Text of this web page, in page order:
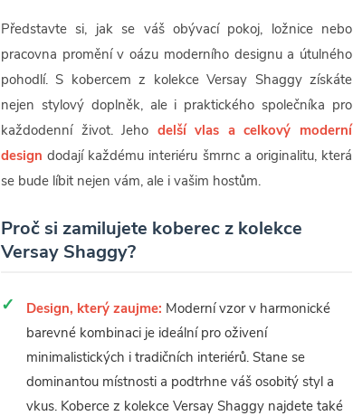
Představte si, jak se váš obývací pokoj, ložnice nebo
pracovna promění v oázu moderního designu a útulného
pohodlí. S kobercem z kolekce Versay Shaggy získáte
nejen stylový doplněk, ale i praktického společníka pro
každodenní život. Jeho delší vlas a celkový moderní
design dodají každému interiéru šmrnc a originalitu, která
se bude líbit nejen vám, ale i vašim hostům.
Proč si zamilujete koberec z kolekce
Versay Shaggy?
Design, který zaujme: Moderní vzor v harmonické
barevné kombinaci je ideální pro oživení
minimalistických i tradičních interiérů. Stane se
dominantou místnosti a podtrhne váš osobitý styl a
vkus. Koberce z kolekce Versay Shaggy najdete také